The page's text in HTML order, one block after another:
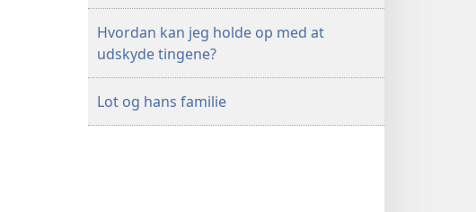
Hvordan kan jeg holde op med at
udskyde tingene?
Lot og hans familie